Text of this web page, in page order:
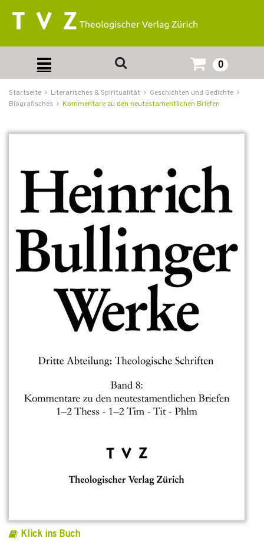
0
Startseite Literarisches & Spiritualität
Geschichten und Gedichte
Biografisches
Kommentare zu den neutestamentlichen Briefen
Klick ins Buch